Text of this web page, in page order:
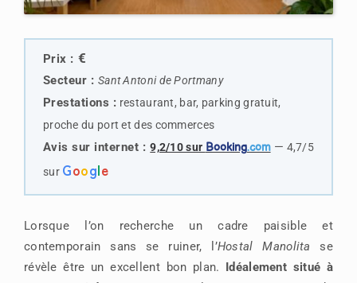
Prix : €
Secteur : Sant Antoni de Portmany
Prestations : restaurant, bar, parking gratuit,
proche du port et des commerces
Avis sur internet : 9,2/10 sur Booking.com— 4,7/5
sur Google
Lorsque l’on recherche un cadre paisible et
contemporain sans se ruiner, l’Hostal Manolita se
révèle être un excellent bon plan. Idéalement situé à